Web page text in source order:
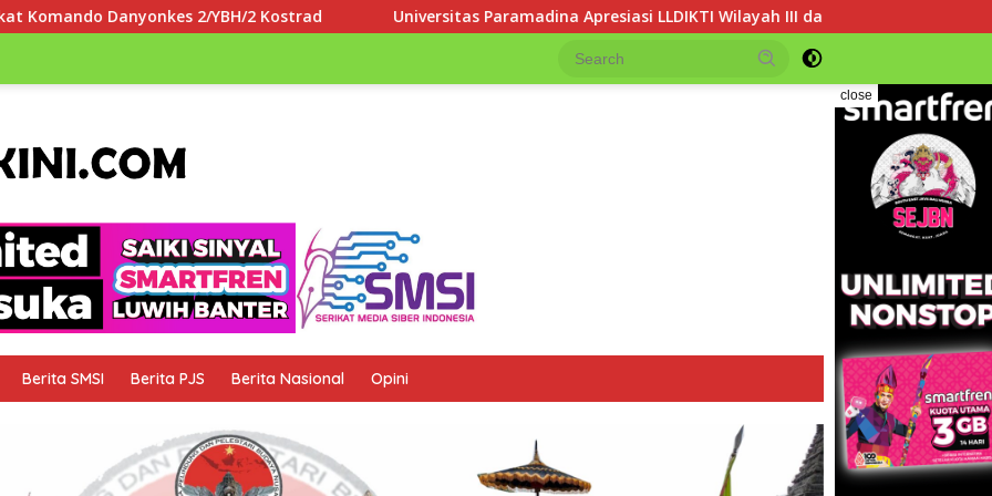
2 Kostrad Universitas Paramadina Apresiasi LLDIKTI Wilayah III dalam Memperjuangkan Eksistensi Perguruan
close
Berita SMSI Berita PJS Berita Nasional Opini